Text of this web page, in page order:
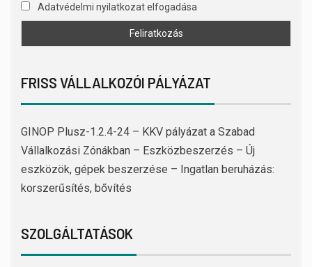
Adatvédelmi nyilatkozat elfogadása
FRISS VÁLLALKOZÓI PÁLYÁZAT
GINOP Plusz-1.2.4-24 – KKV pályázat a Szabad
Vállalkozási Zónákban – Eszközbeszerzés – Új
eszközök, gépek beszerzése – Ingatlan beruházás:
korszerűsítés, bővítés
SZOLGÁLTATÁSOK